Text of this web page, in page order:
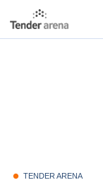
fiber_manual_record TENDER ARENA